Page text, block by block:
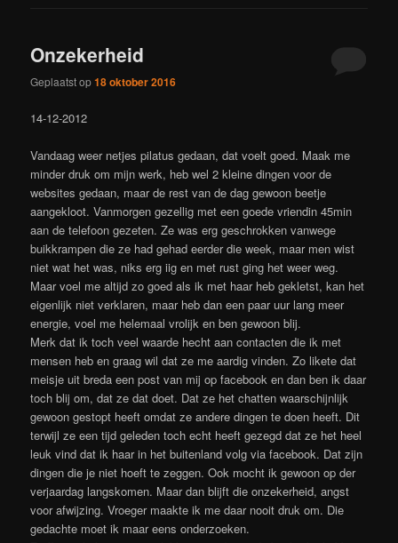
Onzekerheid
Geplaatst op18 oktober 2016
14-12-2012
Vandaag weer netjes pilatus gedaan, dat voelt goed. Maak me
minder druk om mijn werk, heb wel 2 kleine dingen voor de
websites gedaan, maar de rest van de dag gewoon beetje
aangekloot. Vanmorgen gezellig met een goede vriendin 45min
aan de telefoon gezeten. Ze was erg geschrokken vanwege
buikkrampen die ze had gehad eerder die week, maar men wist
niet wat het was, niks erg iig en met rust ging het weer weg.
Maar voel me altijd zo goed als ik met haar heb gekletst, kan het
eigenlijk niet verklaren, maar heb dan een paar uur lang meer
energie, voel me helemaal vrolijk en ben gewoon blij.
Merk dat ik toch veel waarde hecht aan contacten die ik met
mensen heb en graag wil dat ze me aardig vinden. Zo likete dat
meisje uit breda een post van mij op facebook en dan ben ik daar
toch blij om, dat ze dat doet. Dat ze het chatten waarschijnlijk
gewoon gestopt heeft omdat ze andere dingen te doen heeft. Dit
terwijl ze een tijd geleden toch echt heeft gezegd dat ze het heel
leuk vind dat ik haar in het buitenland volg via facebook. Dat zijn
dingen die je niet hoeft te zeggen. Ook mocht ik gewoon op der
verjaardag langskomen. Maar dan blijft die onzekerheid, angst
voor afwijzing. Vroeger maakte ik me daar nooit druk om. Die
gedachte moet ik maar eens onderzoeken.